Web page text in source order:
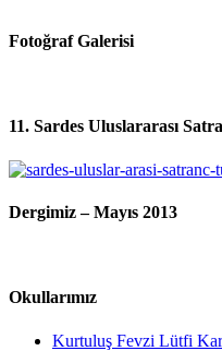
Fotoğraf Galerisi
11. Sardes Uluslararası
Dergimiz – Mayıs 2013
Okullarımız
Kurtuluş Fevzi Lütfi